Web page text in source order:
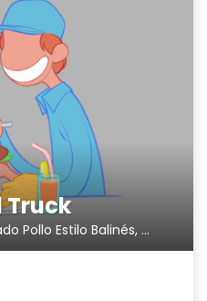
Truck
Pollo Estilo Balinés, ...